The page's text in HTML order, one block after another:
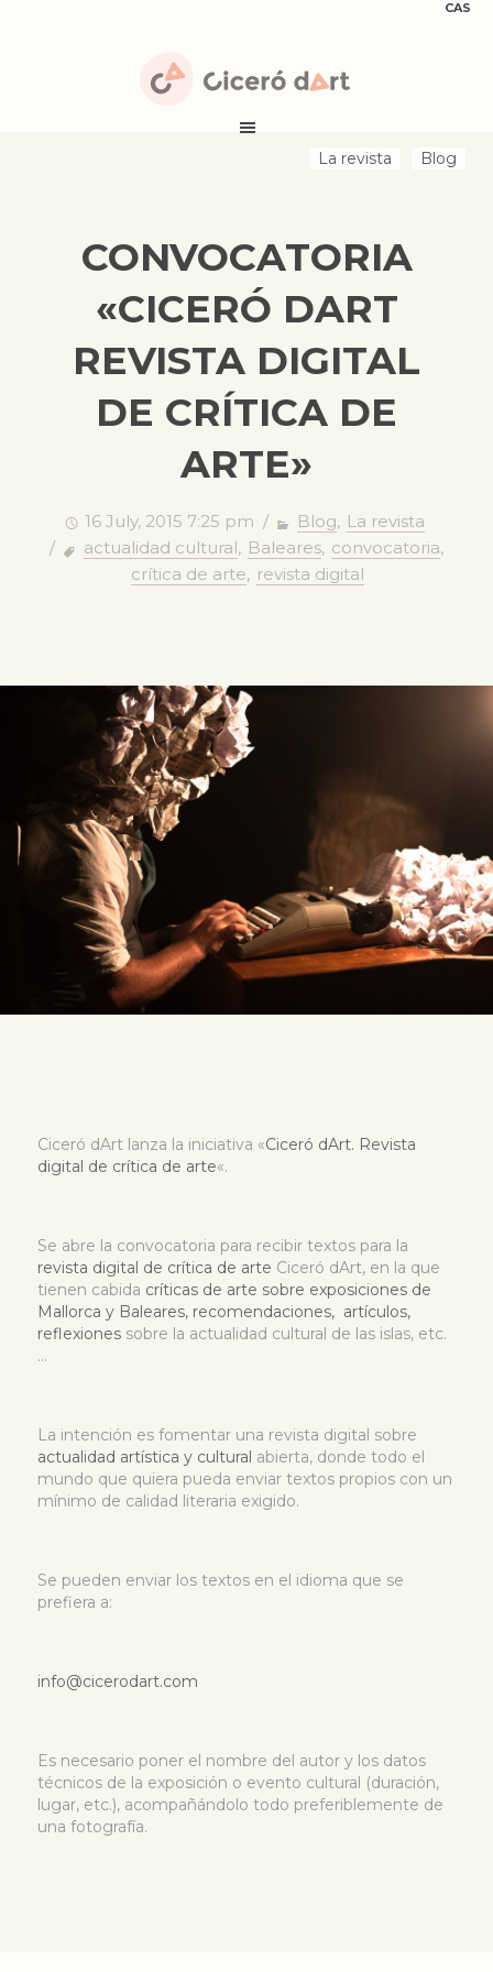
Blog
La revista
CAS
CONVOCATORIA
«CICERÓ DART
REVISTA DIGITAL
DE CRÍTICA DE
ARTE»
16 July, 2015 7:25 pm / Blog, La revista
/
actualidad cultural, Baleares, convocatoria,
crítica de arte, revista digital
Ciceró dArt lanza la iniciativa «Ciceró dArt. Revista
digital de crítica de arte«.
Se abre la convocatoria para recibir textos para la
revista digital de crítica de arte Ciceró dArt, en la que
tienen cabida críticas de arte sobre exposiciones de
Mallorca y Baleares, recomendaciones, artículos,
reflexionessobre la actualidad cultural de las islas, etc.
…
La intención es fomentar una revista digital sobre
actualidad artística y cultural abierta, donde todo el
mundo que quiera pueda enviar textos propios con un
mínimo de calidad literaria exigido.
Se pueden enviar los textos en el idioma que se
prefiera a:
info@cicerodart.com
Es necesario poner el nombre del autor y los datos
técnicos de la exposición o evento cultural (duración,
lugar, etc.), acompañándolo todo preferiblemente de
una fotografía.